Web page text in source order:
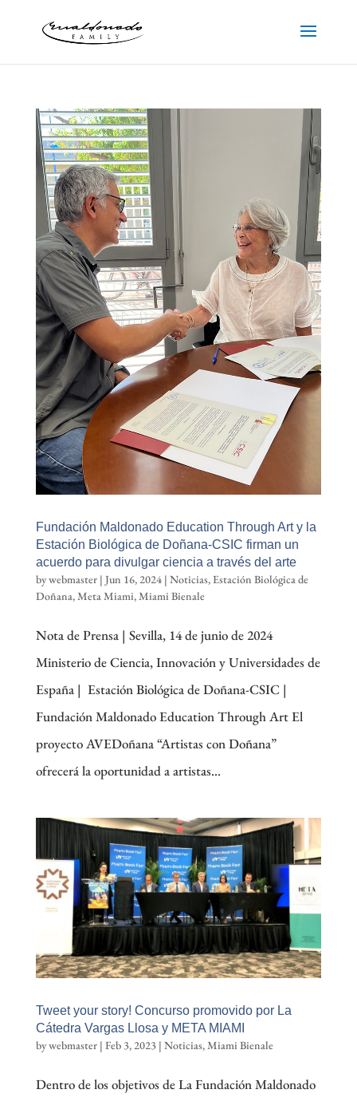
Fundación Maldonado Education Through Art y la
Estación Biológica de Doñana-CSIC firman un
acuerdo para divulgar ciencia a través del arte
bywebmaster| Jun 16, 2024| Noticias,Estación Biológica de
Doñana,Meta Miami,Miami Bienale
Nota de Prensa | Sevilla, 14 de junio de 2024
Ministerio de Ciencia, Innovación y Universidades de
España | Estación Biológica de Doñana-CSIC |
Fundación Maldonado Education Through Art El
proyecto AVEDoñana “Artistas con Doñana”
ofrecerá la oportunidad a artistas...
Tweet your story! Concurso promovido por La
Cátedra Vargas Llosa y META MIAMI
bywebmaster| Feb 3, 2023| Noticias,Miami Bienale
Dentro de los objetivos de La Fundación Maldonado